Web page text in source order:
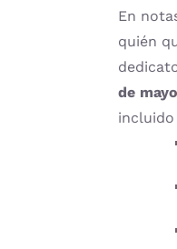
En
quién
de
incluido